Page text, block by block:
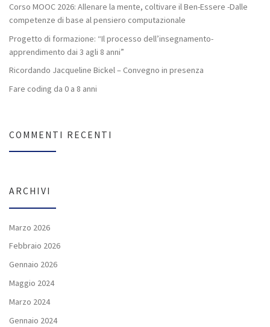
Corso MOOC 2026: Allenare la mente, coltivare il Ben-Essere -Dalle
competenze di base al pensiero computazionale
Progetto di formazione: “Il processo dell’insegnamento-
apprendimento dai 3 agli 8 anni”
Ricordando Jacqueline Bickel – Convegno in presenza
Fare coding da 0 a 8 anni
COMMENTI RECENTI
ARCHIVI
Marzo 2026
Febbraio 2026
Gennaio 2026
Maggio 2024
Marzo 2024
Gennaio 2024